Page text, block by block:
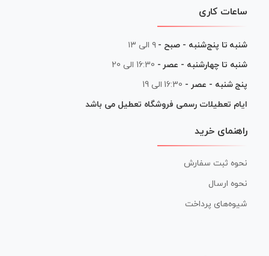
ساعات کاری
شنبه تا پنج‌شنبه - صبح - ۹ الی ۱۳
شنبه تا چهارشنبه - عصر - 16:30 الی 20
پنج شنبه - عصر - 16:30 الی 19
ایام تعطیلات رسمی فروشگاه تعطیل می باشد
راهنمای خرید
نحوه ثبت سفارش
نحوه ارسال
شیوه‌های پرداخت